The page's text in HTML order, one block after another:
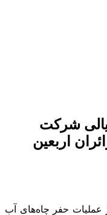
ریالی شرکت
اربعین
عملیات حفر چاه‌های آب